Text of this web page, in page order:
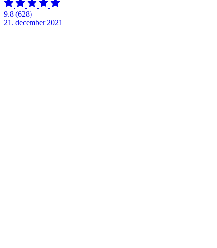
9.8 (628)
21. december 2021